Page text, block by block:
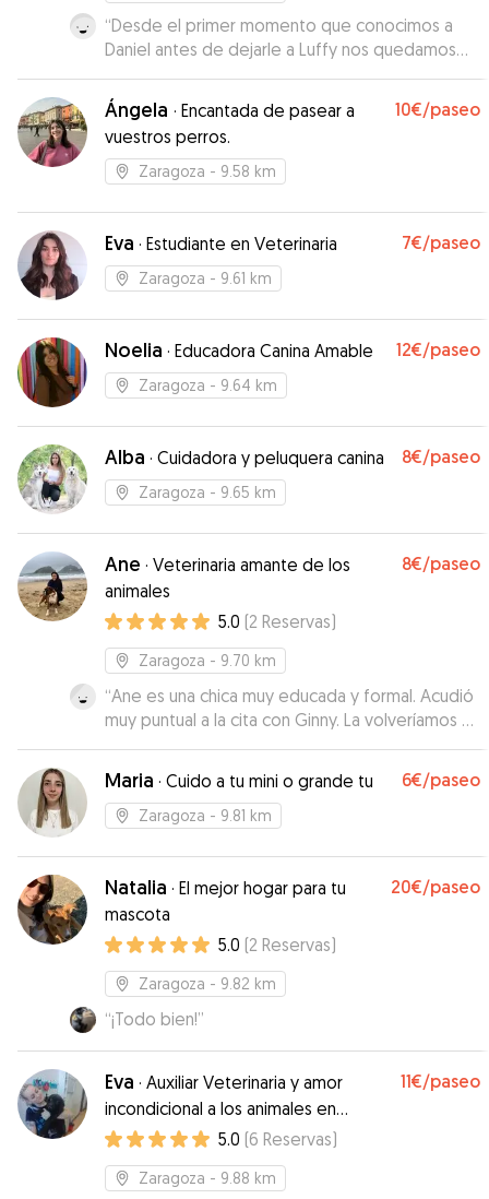
“Desde el primer momento que conocimos a
Daniel antes de dejarle a Luffy nos quedamos
muy tranquilos. Le encantan los perros y se
preocupa por ellos, nos hizo sentir que
dejabamos a nuestro grandullón en buenas
manos. Nos mandaba videos y fotos diarias a la
vez que nos comentaba que tal iba Luffy. Luffy
compañero perruno Anubis!”
Ángela · Encantada de pasear a
vuestros perros.
10€/paseo
Zaragoza - 9.58 km
Eva · Estudiante en Veterinaria 7€/paseo
Zaragoza - 9.61 km
Noelia · Educadora Canina Amable 12€/paseo
Zaragoza - 9.64 km
Alba · Cuidadora y peluquera canina 8€/paseo
Zaragoza - 9.65 km
Ane · Veterinaria amante de los
animales
8€/paseo
5.0 (2 Reservas)
Zaragoza - 9.70 km
“Ane es una chica muy educada y formal. Acudió
muy puntual a la cita con Ginny. La volveríamos a
llamar sin duda.”
Maria · Cuido a tu mini o grande tu 6€/paseo
Zaragoza - 9.81 km
Natalia · El mejor hogar para tu
mascota
20€/paseo
5.0 (2 Reservas)
Zaragoza - 9.82 km
“¡Todo bien!”
Eva · Auxiliar Veterinaria y amor
incondicional a los animales en
Zaragoza
11€/paseo
5.0 (6 Reservas)
Zaragoza - 9.88 km